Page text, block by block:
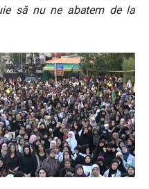
să nu ne abatem de la